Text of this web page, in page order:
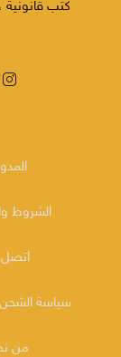
كتب قانونية
الشروط
اتصل
سياسة
من